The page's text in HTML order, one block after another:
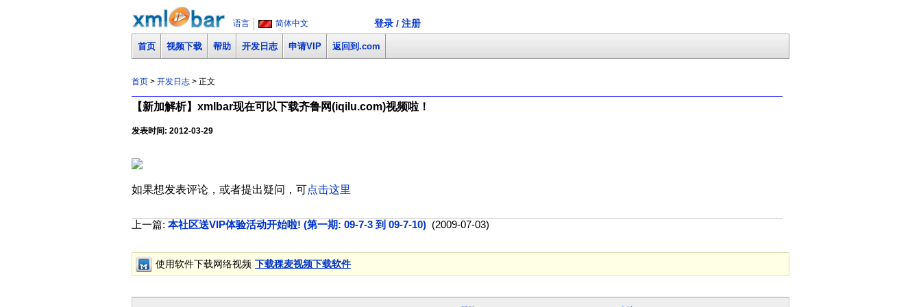
语言 简体中文 登录 / 注册
首页 视频下载 帮助 开发日志 申请VIP 返回到.com
首页 > 开发日志 > 正文
【新加解析】xmlbar现在可以下载齐鲁网(iqilu.com)视频啦！
发表时间: 2012-03-29
如果想发表评论，或者提出疑问，可点击这里
上一篇: 本社区送VIP体验活动开始啦! (第一期: 09-7-3 到 09-7-10) (2009-07-03)
使用软件下载网络视频 下载稞麦视频下载软件